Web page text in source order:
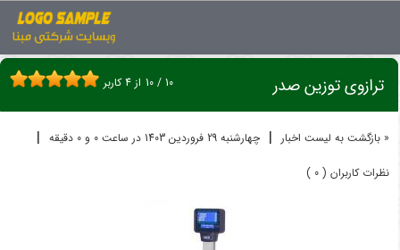
ترازوی توزین صدر 10 / 10 از 4کاربر
« بازگشت به لیست اخبار | چهارشنبه 29 فروردين 1403 در ساعت 0 و 0 دقیقه |
نظرات کاربران ( 0 )